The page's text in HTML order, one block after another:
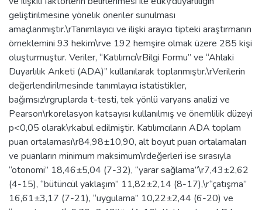
geliştirilmesine yönelik öneriler sunulması
amaçlanmıştır.\rTanımlayıcı ve ilişki arayıcı tipteki araştırmanın
örneklemini 93 hekim\rve 192 hemşire olmak üzere 285 kişi
oluşturmuştur. Veriler, “Katılımcı\rBilgi Formu” ve “Ahlaki
Duyarlılık Anketi (ADA)” kullanılarak toplanmıştır.\rVerilerin
değerlendirilmesinde tanımlayıcı istatistikler,
bağımsız\rgruplarda t-testi, tek yönlü varyans analizi ve
Pearson\rkorelasyon katsayısı kullanılmış ve önemlilik düzeyi
p<0,05 olarak\rkabul edilmiştir. Katılımcıların ADA toplam
puan ortalaması\r84,98±10,90, alt boyut puan ortalamaları
ve puanların minimum maksimum\rdeğerleri ise sırasıyla
“otonomi” 18,46±5,04 (7-32), “yarar sağlama”\r7,43±2,62
(4-15), “bütüncül yaklaşım” 11,82±2,14 (8-17),\r“çatışma”
16,61±3,17 (7-21), “uygulama” 10,22±2,44 (6-20) ve